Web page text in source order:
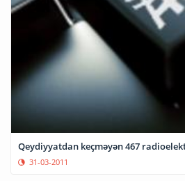
Qeydiyyatdan keçməyən 467
31-03-2011